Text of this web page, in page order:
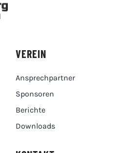
VEREIN
Ansprechpartner
Sponsoren
Berichte
Downloads